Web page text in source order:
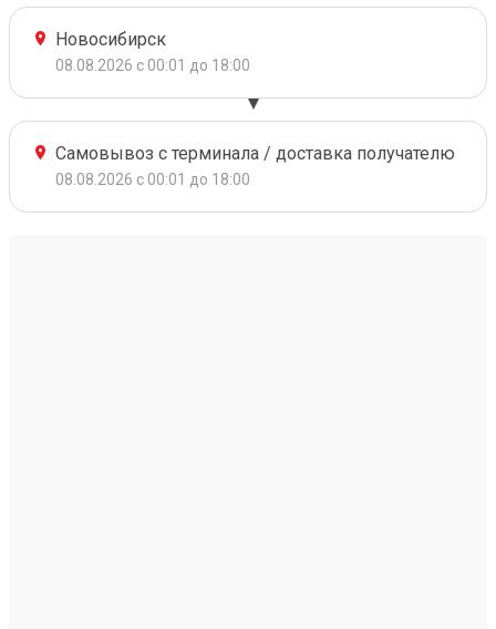
Новосибирск
08.08.2026 с 00:01 до 18:00
Самовывоз с терминала / доставка получателю
08.08.2026 с 00:01 до 18:00